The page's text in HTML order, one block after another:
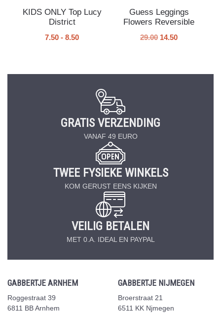
KIDS ONLY Top Lucy
District
7.50 - 8.50
Guess Leggings
Flowers Reversible
29.00 14.50
GRATIS VERZENDING
VANAF 49 EURO
TWEE FYSIEKE WINKELS
KOM GERUST EENS KIJKEN
VEILIG BETALEN
MET 0.A. IDEAL EN PAYPAL
GABBERTJE ARNHEM
Roggestraat 39
6811 BB Arnhem
GABBERTJE NIJMEGEN
Broerstraat 21
6511 KK Njmegen